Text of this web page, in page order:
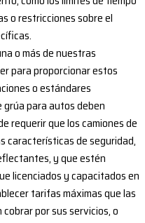
o restricciones sobre el
o más de nuestras
para proporcionar estos
o estándares
grúa para autos deben
requerir que los camiones de
características de seguridad,
y que estén
licenciados y capacitados en
tarifas máximas que las
por sus servicios, o